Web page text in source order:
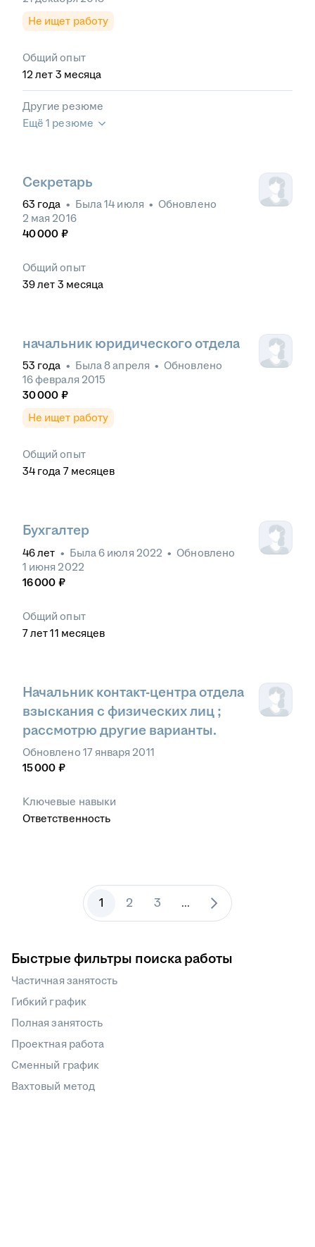
Не ищет работу
Общий опыт
12 лет 3 месяца
Другие резюме
Ещё 1 резюме
Секретарь
63 года • Была14 июля • Обновлено
2 мая 2016
40 000 ₽
Общий опыт
39лет 3 месяца
начальник юридического отдела
53 года • Была8 апреля • Обновлено
16 февраля 2015
30 000 ₽
Не ищет работу
Общий опыт
34 года 7 месяцев
Бухгалтер
46лет • Была6 июля 2022 • Обновлено
1 июня 2022
16 000 ₽
Общий опыт
7лет 11 месяцев
Начальник контакт-центра отдела
взыскания с физических лиц ;
рассмотрю другие варианты.
Обновлено 17 января 2011
15 000 ₽
Ключевые навыки
Ответственность
1 2 3 ...
Быстрые фильтры поиска работы
Частичная занятость
Гибкий график
Полная занятость
Проектная работа
Сменный график
Вахтовый метод